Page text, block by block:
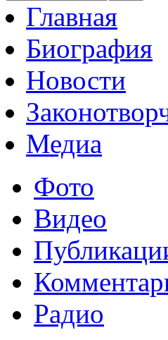
Главная
Биография
Новости
Медиа
Фото
Видео
Радио